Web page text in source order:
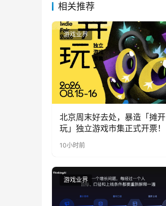
相关推荐
游戏业界
北京周末好去处，暴造「摊开
玩」独立游戏市集正式开票！
10小时前
游戏业界